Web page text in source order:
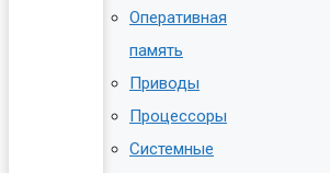
Оперативная
память
Приводы
Процессоры
Системные